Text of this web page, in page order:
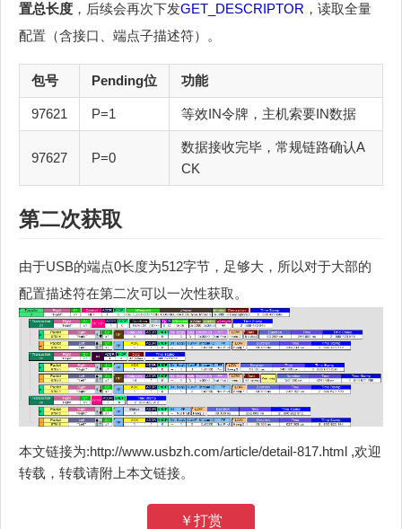
置总长度 ，后续会再次下发GET_DESCRIPTOR ，读取全量
配置（含接口、端点子描述符）。
包号 Pending位 功能
97621 P=1 等效IN令牌，主机索要IN数据
97627 P=0
数据接收完毕，常规链路确认A
CK
第二次获取
由于USB的端点0长度为512字节，足够大，所以对于大部的
配置描述符在第二次可以一次性获取。
本文链接为:http://www.usbzh.com/article/detail-817.html ,欢迎
转载，转载请附上本文链接。
￥打赏